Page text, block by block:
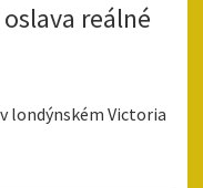
reálné
londýnském Victoria